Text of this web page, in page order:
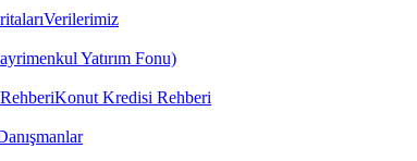
Verilerimiz
Yatırım Fonu)
Konut Kredisi Rehberi